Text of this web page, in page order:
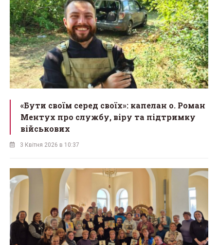
«Бути своїм серед своїх»: капелан о. Роман
Ментух про службу, віру та підтримку
військових
3 Квітня 2026 в 10:37